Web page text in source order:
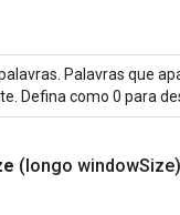
Palavras que
Defina como 0 para
(longo windowSize)